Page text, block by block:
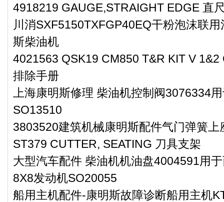
4918219 GAUGE,STRAIGHT EDGE 直
川消SXF5150TXFGP40EQ干粉泡沫联
斯柴油机
4021563 QSK19 CM850 T&R KIT V
排除手册
上海康明斯修理 柴油机控制阀3076334
SO13510
3803520建筑机械康明斯配件气门弹簧上
ST379 CUTTER, SEATING 刀具支架
大型汽车配件 柴油机机油盘4004591用
8X8发动机SO20055
船用主机配件-康明斯故障诊断船用主机